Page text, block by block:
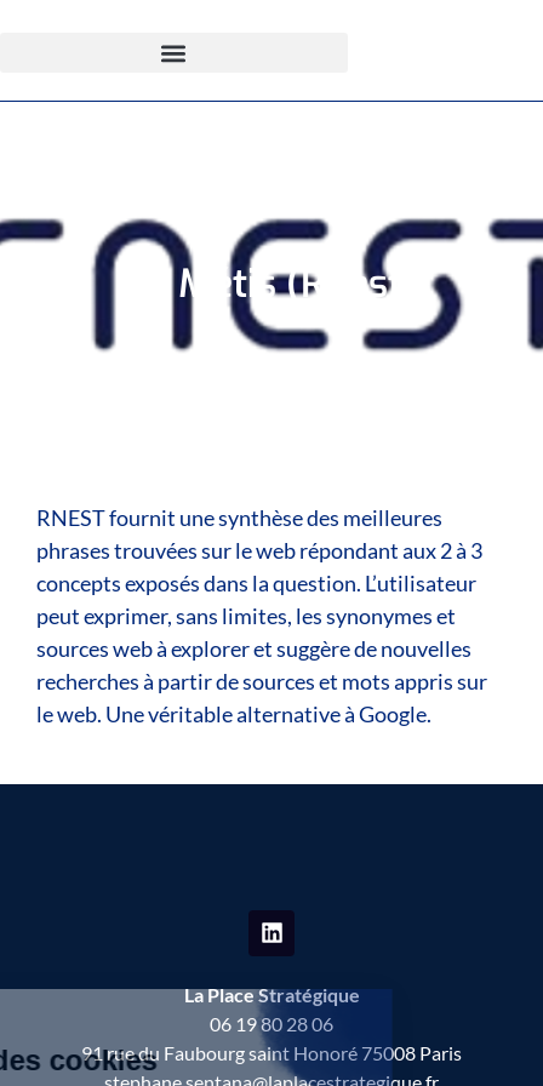
La Métis (Rnest)
RNEST fournit une synthèse des meilleures
phrases trouvées sur le web répondant aux 2 à 3
concepts exposés dans la question. L’utilisateur
peut exprimer, sans limites, les synonymes et
sources web à explorer et suggère de nouvelles
recherches à partir de sources et mots appris sur
le web. Une véritable alternative à Google.
La Place Stratégique
06 19 80 28 06
91 rue du Faubourg saint Honoré 75008 Paris
stephane.sentana@laplacestrategique.fr